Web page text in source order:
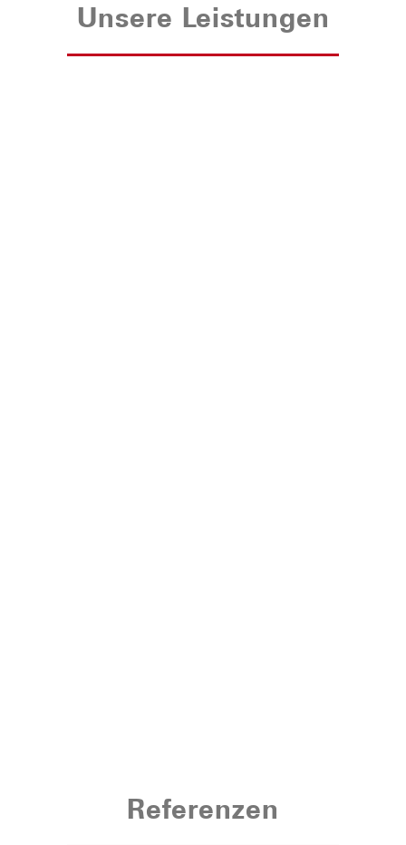
Unsere Leistungen
Referenzen